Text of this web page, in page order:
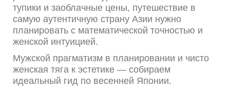
тупики и заоблачные цены, путешествие в
самую аутентичную страну Азии нужно
планировать с математической точностью и
женской интуицией.
Мужской прагматизм в планировании и чисто
женская тяга к эстетике — собираем
идеальный гид по весенней Японии.